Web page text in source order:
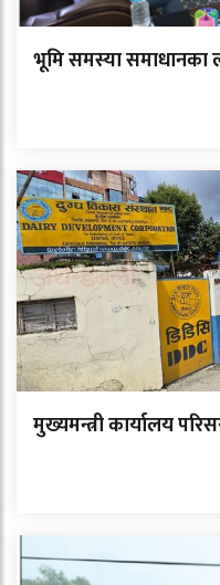
भूमि समस्या समाधानका
मुख्यमन्त्री कार्यालय